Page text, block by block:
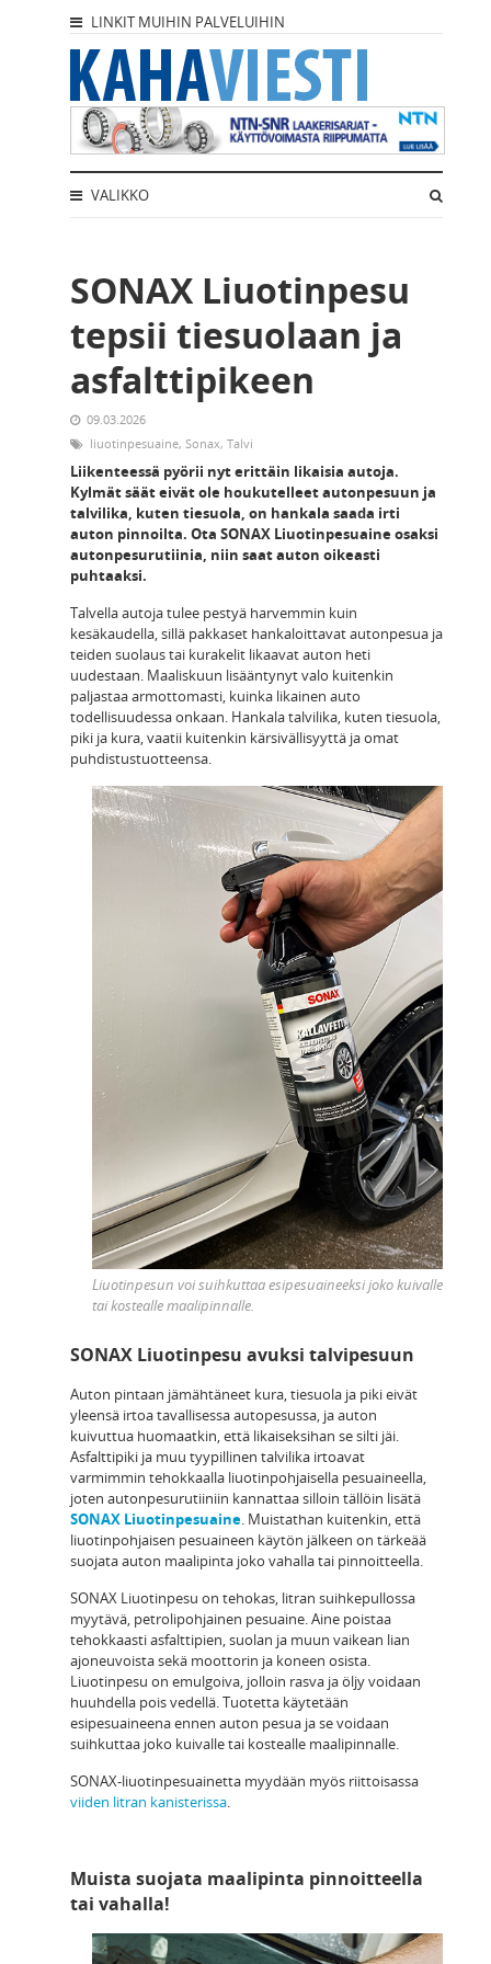
LINKIT MUIHIN PALVELUIHIN
VALIKKO
SONAX Liuotinpesu
tepsii tiesuolaan ja
asfalttipikeen
09.03.2026
liuotinpesuaine, Sonax, Talvi
Liikenteessä pyörii nyt erittäin likaisia autoja.
Kylmät säät eivät ole houkutelleet autonpesuun ja
talvilika, kuten tiesuola, on hankala saada irti
auton pinnoilta. Ota SONAX Liuotinpesuaine osaksi
autonpesurutiinia, niin saat auton oikeasti
puhtaaksi.
Talvella autoja tulee pestyä harvemmin kuin
kesäkaudella, sillä pakkaset hankaloittavat autonpesua ja
teiden suolaus tai kurakelit likaavat auton heti
uudestaan. Maaliskuun lisääntynyt valo kuitenkin
paljastaa armottomasti, kuinka likainen auto
todellisuudessa onkaan. Hankala talvilika, kuten tiesuola,
piki ja kura, vaatii kuitenkin kärsivällisyyttä ja omat
puhdistustuotteensa.
Liuotinpesun voi suihkuttaa esipesuaineeksi joko kuivalle
tai kostealle maalipinnalle.
SONAX Liuotinpesu avuksi talvipesuun
Auton pintaan jämähtäneet kura, tiesuola ja piki eivät
yleensä irtoa tavallisessa autopesussa, ja auton
kuivuttua huomaatkin, että likaiseksihan se silti jäi.
Asfalttipiki ja muu tyypillinen talvilika irtoavat
varmimmin tehokkaalla liuotinpohjaisella pesuaineella,
joten autonpesurutiiniin kannattaa silloin tällöin lisätä
SONAX Liuotinpesuaine. Muistathan kuitenkin, että
liuotinpohjaisen pesuaineen käytön jälkeen on tärkeää
suojata auton maalipinta joko vahalla tai pinnoitteella.
SONAX Liuotinpesu on tehokas, litran suihkepullossa
myytävä, petrolipohjainen pesuaine. Aine poistaa
tehokkaasti asfalttipien, suolan ja muun vaikean lian
ajoneuvoista sekä moottorin ja koneen osista.
Liuotinpesu on emulgoiva, jolloin rasva ja öljy voidaan
huuhdella pois vedellä. Tuotetta käytetään
esipesuaineena ennen auton pesua ja se voidaan
suihkuttaa joko kuivalle tai kostealle maalipinnalle.
SONAX-liuotinpesuainetta myydään myös riittoisassa
viiden litran kanisterissa.
Muista suojata maalipinta pinnoitteella
tai vahalla!